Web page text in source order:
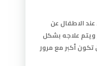
الاطفال عن
علاجه بشكل
أكبر مع مرور